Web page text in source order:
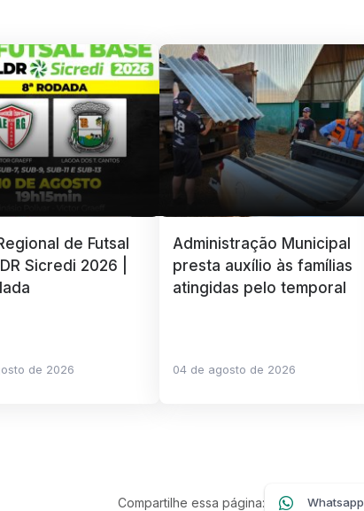
de Futsal
Sicredi 2026 |
de 2026
Administração Municipal
presta auxílio às famílias
atingidas pelo temporal
04 de agosto de 2026
Compartilhe essa página: Whatsapp